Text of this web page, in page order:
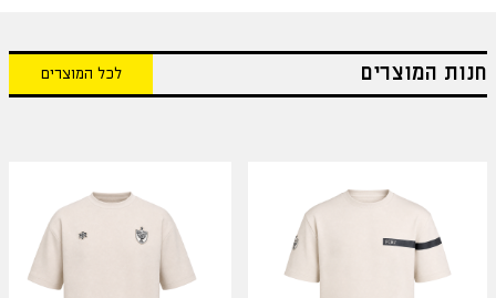
חנות המוצרים לכל המוצרים